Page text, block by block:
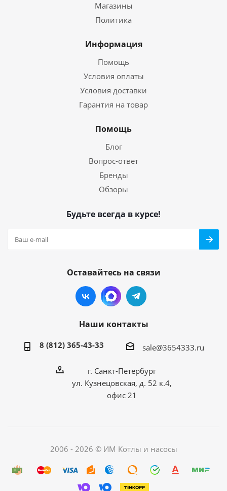
Магазины
Политика
Информация
Помощь
Условия оплаты
Условия доставки
Гарантия на товар
Помощь
Блог
Вопрос-ответ
Бренды
Обзоры
Будьте всегда в курсе!
Оставайтесь на связи
Наши контакты
8 (812) 365-43-33 sale@3654333.ru
г. Санкт-Петербург
ул. Кузнецовская, д. 52 к.4,
офис 21
2006 - 2026 © ИМ Котлы и насосы